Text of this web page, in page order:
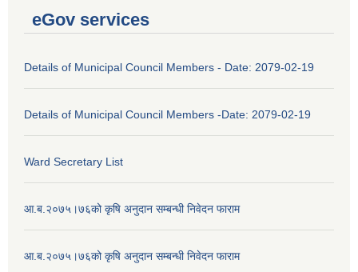
eGov services
Details of Municipal Council Members - Date: 2079-02-19
Details of Municipal Council Members -Date: 2079-02-19
Ward Secretary List
आ.ब.२०७५।७६को कृषि अनुदान सम्बन्धी निवेदन फाराम
आ.ब.२०७५।७६को कृषि अनुदान सम्बन्धी निवेदन फाराम